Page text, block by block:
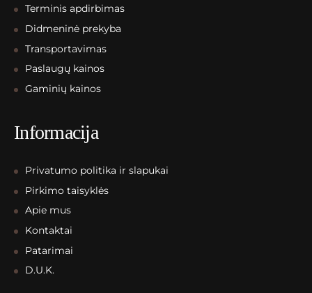
Terminis apdirbimas
Didmeninė prekyba
Transportavimas
Paslaugų kainos
Gaminių kainos
Informacija
Privatumo politika ir slapukai
Pirkimo taisyklės
Apie mus
Kontaktai
Patarimai
D.U.K.